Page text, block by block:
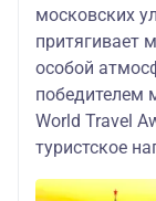
московских
притягивает
особой
победителем
World Travel
туристское